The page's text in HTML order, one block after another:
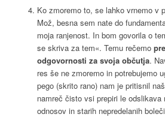
Ko zmoremo to, se lahko vrnemo v
Mož, besna sem nate do
moja ranjenost. In bom govorila o
se skriva za tem«. Temu rečemo
odgovornosti za svoja občutja.
res še ne zmoremo in potrebujemo
pego (skrito rano) nam je pritisnil
namreč čisto vsi prepiri le odslikava
odnosov in starih nepredelanih